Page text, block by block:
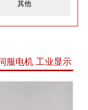
其他
服电机 工业显示